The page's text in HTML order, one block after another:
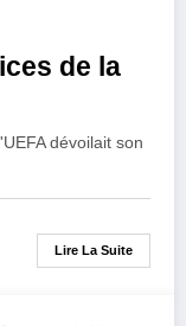
de la
dévoilait son
Lire La Suite